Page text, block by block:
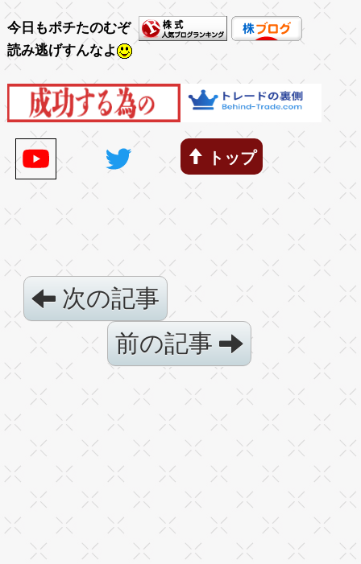
今日もポチたのむぞ
読み逃げすんなよ
トップ
次の記事
前の記事